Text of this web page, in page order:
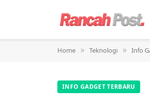
Home » Teknologi » Info
INFO GADGET TERBARU